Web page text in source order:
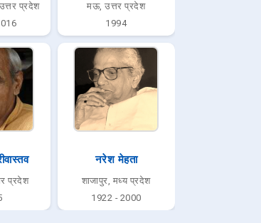
प्रदेश
मऊ, उत्तर प्रदेश
1994
प्रदेश
नरेश मेहता
शाजापुर, मध्य प्रदेश
1922 - 2000